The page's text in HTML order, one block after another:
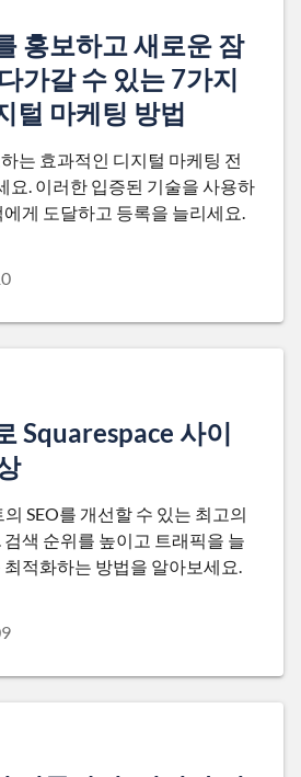
홍보하고 새로운 잠
가갈 수 있는 7가지
털 마케팅 방법
는 효과적인 디지털 마케팅 전
요. 이러한 입증된 기술을 사용하
게 도달하고 등록을 늘리세요.
Squarespace 사이
SEO를 개선할 수 있는 최고의
색 순위를 높이고 트래픽을 늘
적화하는 방법을 알아보세요.